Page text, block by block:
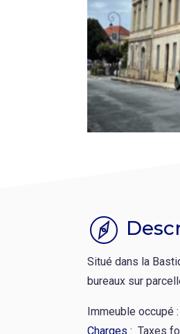
Situé dans la
bureaux sur
Immeuble occupé
Charges
Taxes